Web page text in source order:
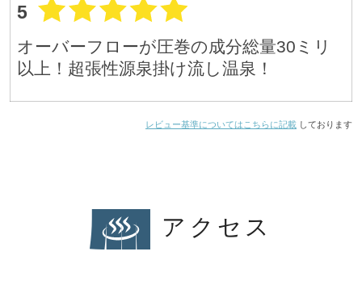
5
オーバーフローが圧巻の成分総量30ミリ
以上！超張性源泉掛け流し温泉！
レビュー基準についてはこちらに記載 しております
アクセス